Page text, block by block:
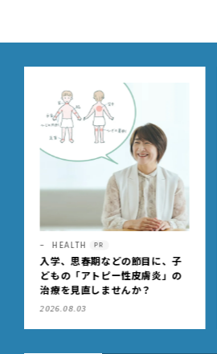
LIFE PR
コンパクトかつ、新生児から4歳
頃までずっと快適に使える両対
面式ベビーカー
2026.07.10